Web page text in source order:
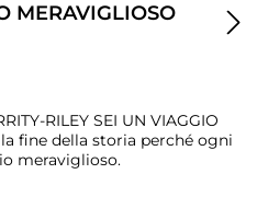
MERAVIGLIOSO
RILEY SEI UN VIAGGIO
meraviglioso.